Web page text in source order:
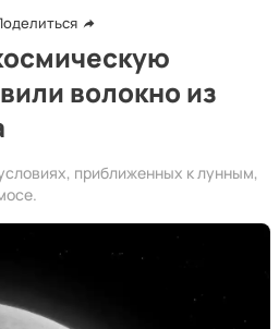
волокно из
приближенных к лунным,